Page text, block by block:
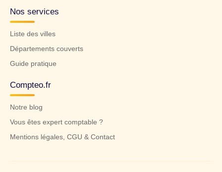
Nos services
Liste des villes
Départements couverts
Guide pratique
Compteo.fr
Notre blog
Vous êtes expert comptable ?
Mentions légales, CGU & Contact